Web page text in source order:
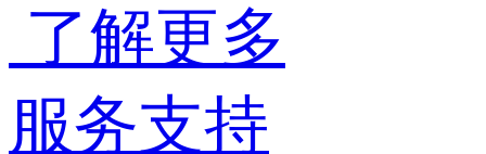
了解更多
服务支持